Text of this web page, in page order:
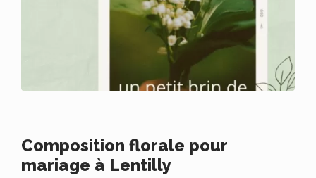
Composition florale pour
mariage à Lentilly